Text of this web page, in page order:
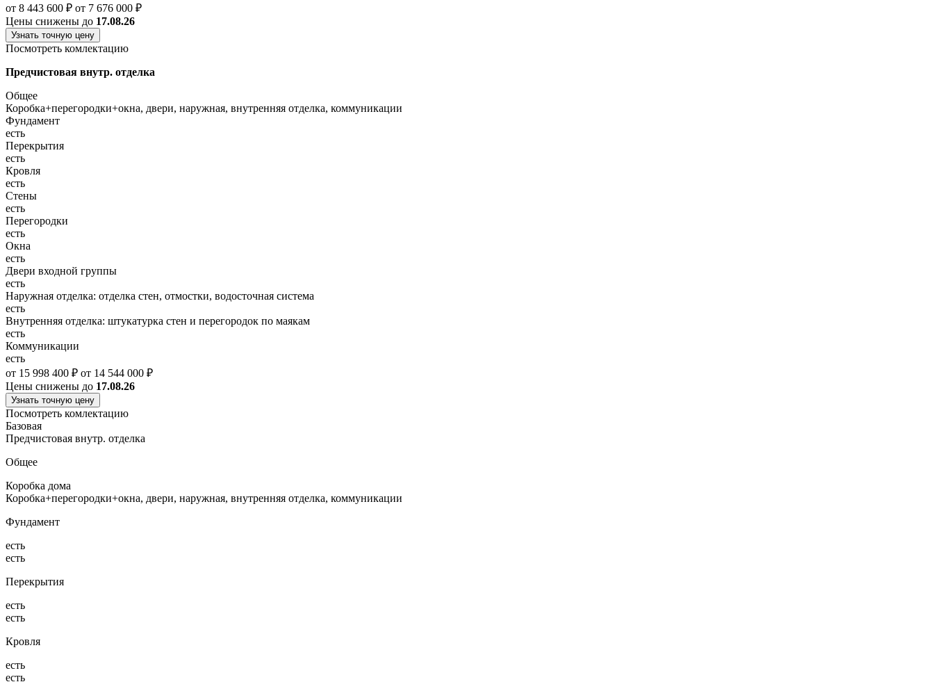
от 8 443 600 ₽ от 7 676 000 ₽
Цены снижены до 17.08.26
Узнать точную цену
Посмотреть комлектацию
Предчистовая внутр. отделка
Общее
Коробка+перегородки+окна, двери, наружная, внутренняя отделка, коммуникации
Фундамент
есть
Перекрытия
есть
Кровля
есть
Стены
есть
Перегородки
есть
Окна
есть
Двери входной группы
есть
Наружная отделка: отделка стен, отмостки, водосточная система
есть
Внутренняя отделка: штукатурка стен и перегородок по маякам
есть
Коммуникации
есть
от 15 998 400 ₽ от 14 544 000 ₽
Цены снижены до 17.08.26
Узнать точную цену
Посмотреть комлектацию
Базовая
Предчистовая внутр. отделка
Общее
Коробка дома
Коробка+перегородки+окна, двери, наружная, внутренняя отделка, коммуникации
Фундамент
есть
есть
Перекрытия
есть
есть
Кровля
есть
есть